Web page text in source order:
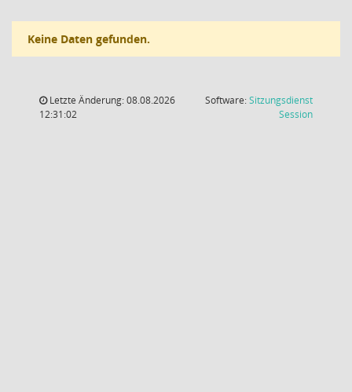
Keine Daten gefunden.
Letzte Änderung: 08.08.2026
12:31:02
Software:Sitzungsdienst
Session(Wird in